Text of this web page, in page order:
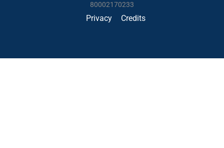
80002170233
Privacy Credits